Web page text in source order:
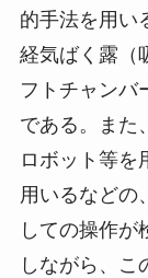
的手法を用い
経気ばく露（
フトチャンバ
である。また
ロボット等を
用いるなどの
しての操作が
しながら、こ